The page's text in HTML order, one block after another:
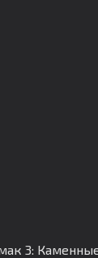
3: